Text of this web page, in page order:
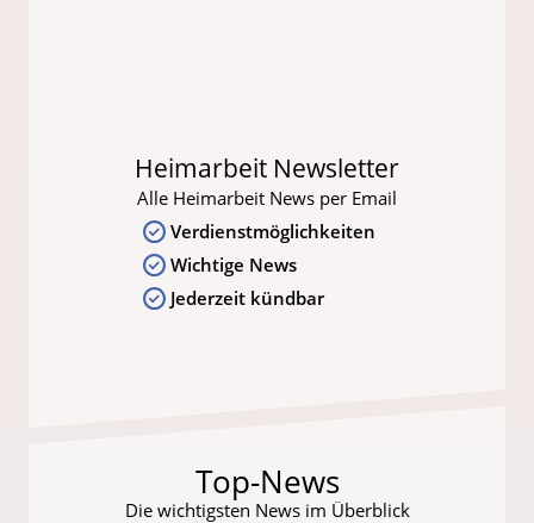
Heimarbeit Newsletter
Alle Heimarbeit News per Email
Verdienstmöglichkeiten
Wichtige News
Jederzeit kündbar
Top-News
Die wichtigsten News im Überblick